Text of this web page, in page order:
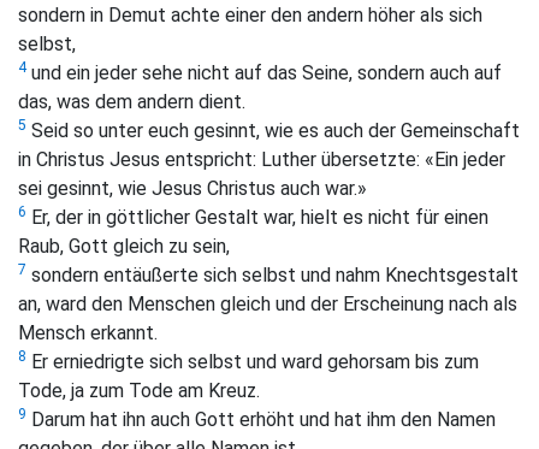
sondern in Demut achte einer den andern höher als sich
selbst,
4und ein jeder sehe nicht auf das Seine, sondern auch auf
das, was dem andern dient.
5 Seid so unter euch gesinnt, wie es auch der Gemeinschaft
in Christus Jesus entspricht: Luther übersetzte: «Ein jeder
sei gesinnt, wie Jesus Christus auch war.»
6 Er, der in göttlicher Gestalt war, hielt es nicht für einen
Raub, Gott gleich zu sein,
7 sondern entäußerte sich selbst und nahm Knechtsgestalt
an, ward den Menschen gleich und der Erscheinung nach als
Mensch erkannt.
8 Er erniedrigte sich selbst und ward gehorsam bis zum
Tode, ja zum Tode am Kreuz.
9 Darum hat ihn auch Gott erhöht und hat ihm den Namen